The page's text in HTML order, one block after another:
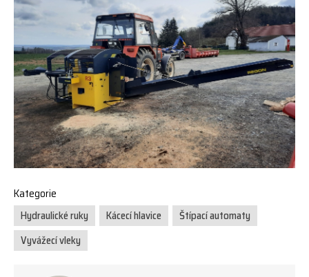
Kategorie
Hydraulické ruky
Kácecí hlavice
Štípací automaty
Vyvážecí vleky